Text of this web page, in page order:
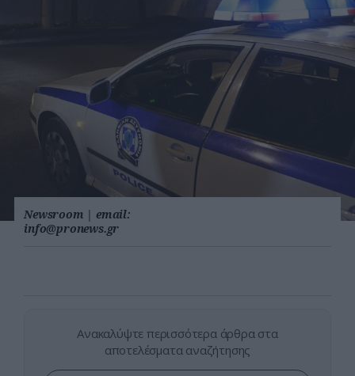
Newsroom | email:
info@pronews.gr
Ανακαλύψτε περισσότερα άρθρα στα
αποτελέσματα αναζήτησης